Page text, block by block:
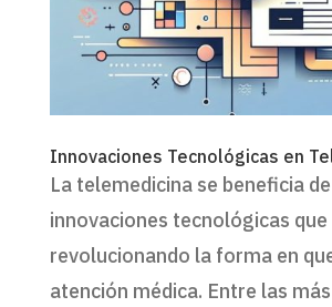
Innovaciones Tecnológicas en
La telemedicina se beneficia
innovaciones tecnológicas
revolucionando la forma en
atención médica. Entre las